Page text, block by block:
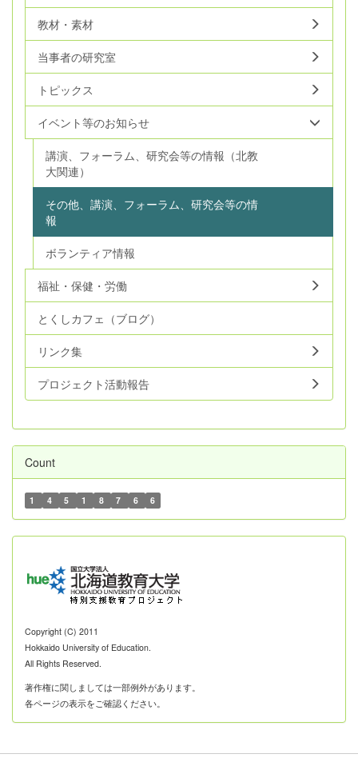
教材・素材
当事者の研究室
トピックス
イベント等のお知らせ
講演、フォーラム、研究会等の情報（北教
大関連）
その他、講演、フォーラム、研究会等の情
報
ボランティア情報
福祉・保健・労働
とくしカフェ（ブログ）
リンク集
プロジェクト活動報告
Count
1 4 5 1 8 7 6 6
Copyright (C) 2011
Hokkaido University of Education.
All Rights Reserved.
著作権に関しましては一部例外があります。
各ページの表示をご確認ください。